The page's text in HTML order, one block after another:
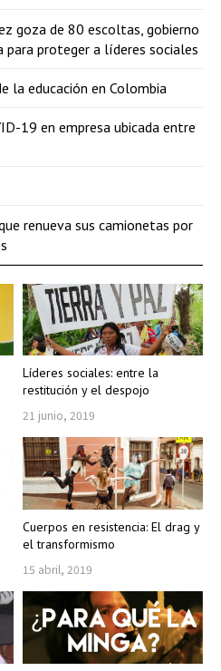
Líderes sociales: entre la
restitución y el despojo
21 junio, 2019
Cuerpos en resistencia: El drag y
el transformismo
15 abril, 2019
goza de 80 escoltas, gobierno
para proteger a líderes sociales
la educación en Colombia
19 en empresa ubicada entre
renueva sus camionetas por